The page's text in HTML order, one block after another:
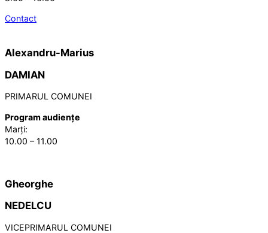
Contact
Alexandru-Marius
DAMIAN
PRIMARUL COMUNEI
Program audiențe
Marți:
10.00 – 11.00
Gheorghe
NEDELCU
VICEPRIMARUL COMUNEI